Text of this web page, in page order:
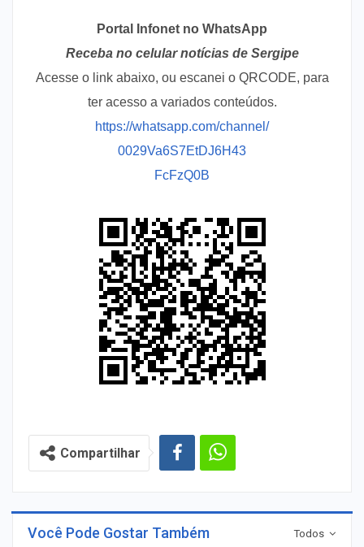
Portal Infonet no WhatsApp
Receba no celular notícias de Sergipe
Acesse o link abaixo, ou escanei o QRCODE, para
ter acesso a variados conteúdos.
https://whatsapp.com/channel/
0029Va6S7EtDJ6H43
FcFzQ0B
Compartilhar
Todos
Você Pode Gostar Também